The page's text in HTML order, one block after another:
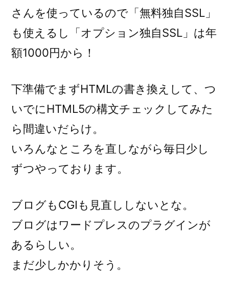
さんを使っているので「無料独自SSL」
も使えるし「オプション独自SSL」は年
額1000円から！
下準備でまずHTMLの書き換えして、つ
いでにHTML5の構文チェックしてみた
ら間違いだらけ。
いろんなところを直しながら毎日少し
ずつやっております。
ブログもCGIも見直ししないとな。
ブログはワードプレスのプラグインが
あるらしい。
まだ少しかかりそう。